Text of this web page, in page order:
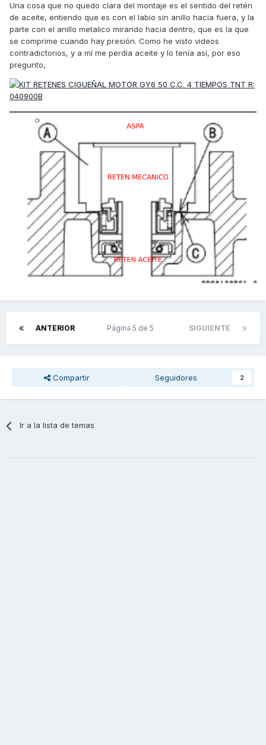
Una cosa que no quedo clara del montaje es el sentido del retén
de aceite, entiendo que es con el labio sin anillo hacia fuera, y la
parte con el anillo metalico mirando hacia dentro, que es la que
se comprime cuando hay presión. Como he visto videos
contradictorios, y a mí me perdía aceite y lo tenía así, por eso
pregunto,
ANTERIOR SIGUIENTE
Página 5 de 5
Compartir Seguidores 2
Ir a la lista de temas